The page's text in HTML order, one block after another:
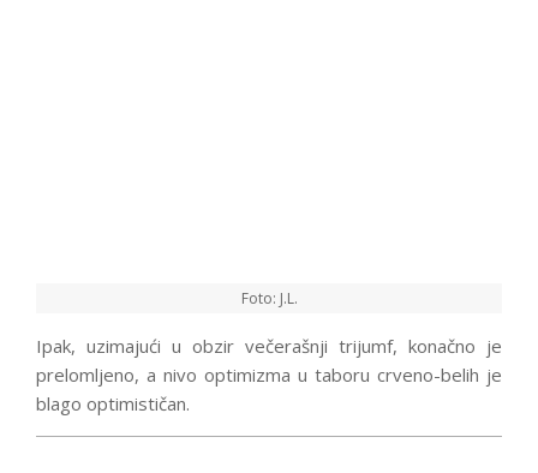
Foto: J.L.
Ipak, uzimajući u obzir večerašnji trijumf, konačno je
prelomljeno, a nivo optimizma u taboru crveno-belih je
blago optimističan.